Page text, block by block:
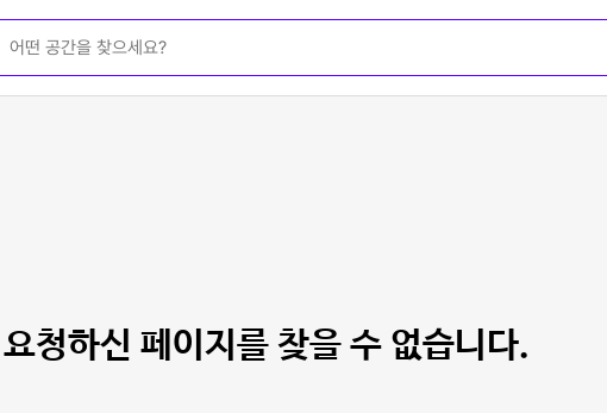
요청하신 페이지를 찾을 수 없습니다.